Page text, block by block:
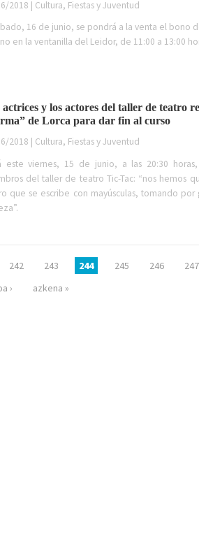
2018 | Cultura, Fiestas y Juventud
16 de junio, se pondrá a la venta el bono
en la ventanilla del Leidor, de 11:00 a 13:00
actrices y los actores del taller de teatro
de Lorca para dar fin al curso
2018 | Cultura, Fiestas y Juventud
este viernes, 15 de junio, a las 20:30
del taller de teatro Tic-Tac: “nos hemos
que se escribe con mayúsculas, tomando por
242 243 244 245 246 247
›
azkena »